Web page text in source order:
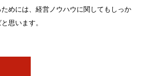
めには、経営ノウハウに関してもしっか
思います。